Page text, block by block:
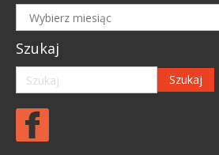
Archiwum
Szukaj